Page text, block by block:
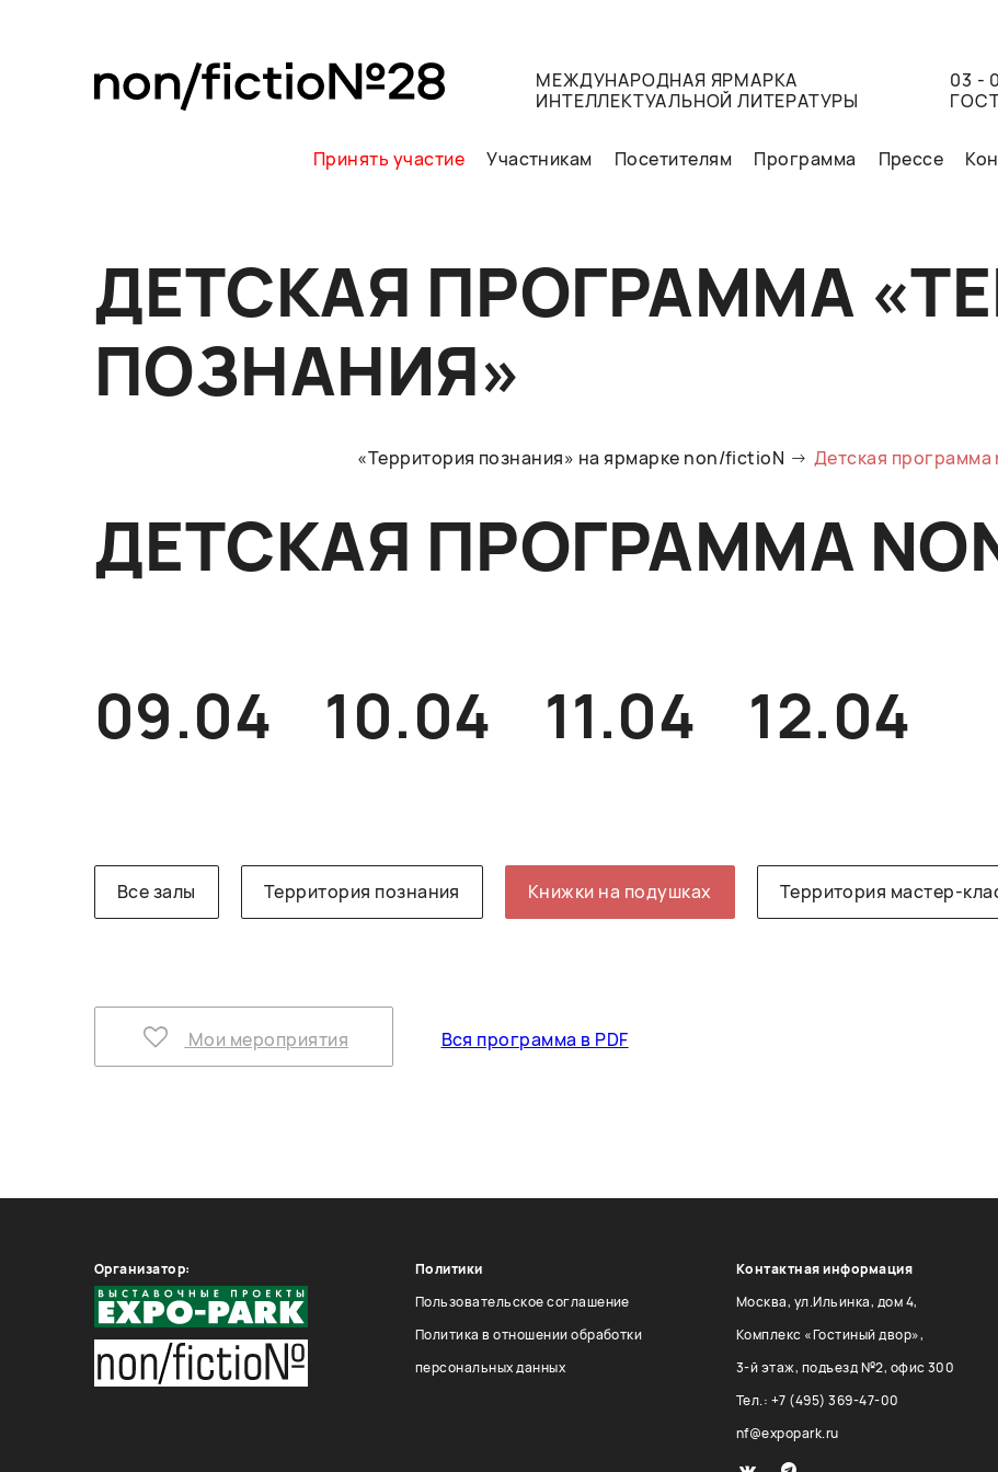
МЕЖДУНАРОДНАЯ ЯРМАРКА
ИНТЕЛЛЕКТУАЛЬНОЙ ЛИТЕРАТУРЫ
03 -
Принять участие Участникам Посетителям Программа Прессе
ДЕТСКАЯ ПРОГРАММА
ПОЗНАНИЯ»
«Территория познания» на ярмарке non/fictioN Детская
ДЕТСКАЯ ПРОГРАММА
09.04 10.04 11.04 12.04
Все залы Территория познания Книжки на подушках Территория мастер-
Мои мероприятия Вся программа в PDF
Организатор:
Политики
Пользовательское соглашение
Политика в отношении обработки
персональных данных
Контактная информация
Москва, ул.Ильинка, дом 4,
Комплекс «Гостиный двор»,
3-й этаж, подъезд №2, офис 300
Тел.: +7 (495) 369-47-00
nf@expopark.ru